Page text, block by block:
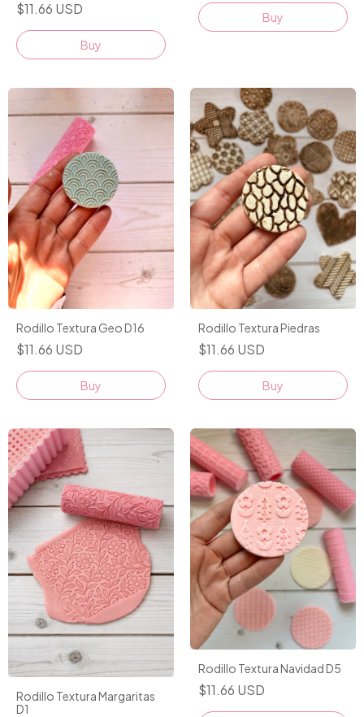
$11.66 USD
Rodillo Textura Geo D16
$11.66 USD
Rodillo Textura Piedras
$11.66 USD
Rodillo Textura Margaritas
D1
Rodillo Textura Navidad D5
$11.66 USD